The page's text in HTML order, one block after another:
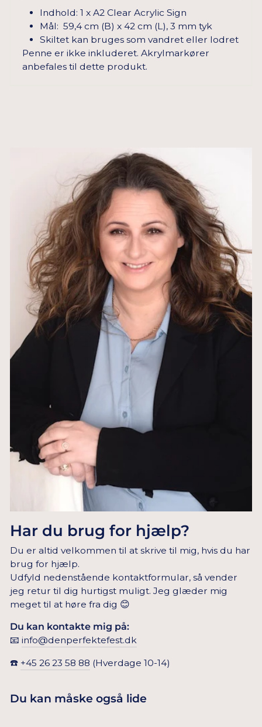
Indhold: 1 x A2 Clear Acrylic Sign
Mål: 59,4 cm (B) x 42 cm (L), 3 mm tyk
Skiltet kan bruges som vandret eller lodret
Penne er ikke inkluderet. Akrylmarkører
anbefales til dette produkt.
Har du brug for hjælp?
Du er altid velkommen til at skrive til mig, hvis du har
brug for hjælp.
Udfyld nedenstående kontaktformular, så vender
jeg retur til dig hurtigst muligt. Jeg glæder mig
meget til at høre fra dig 😊
Du kan kontakte mig på:
📧 info@denperfektefest.dk
☎️ +45 26 23 58 88 (Hverdage 10-14)
Du kan måske også lide